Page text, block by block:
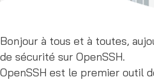
Bonjour à tous et à toutes,
de sécurité sur OpenSSH.
OpenSSH est le premier outil